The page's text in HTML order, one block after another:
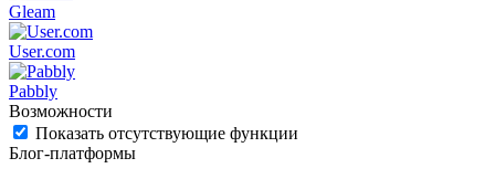
Gleam
User.com
Pabbly
Возможности
Показать отсутствующие функции
Блог-платформы